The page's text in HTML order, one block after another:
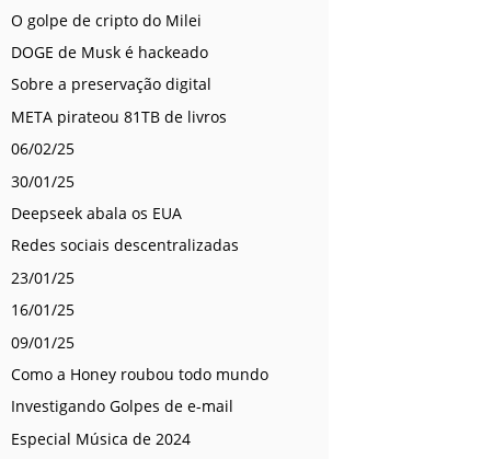
O golpe de cripto do Milei
DOGE de Musk é hackeado
Sobre a preservação digital
META pirateou 81TB de livros
06/02/25
30/01/25
Deepseek abala os EUA
Redes sociais descentralizadas
23/01/25
16/01/25
09/01/25
Como a Honey roubou todo mundo
Investigando Golpes de e-mail
Especial Música de 2024